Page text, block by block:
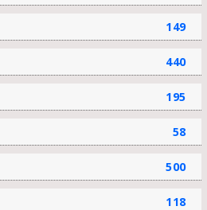
149
440
195
58
500
118